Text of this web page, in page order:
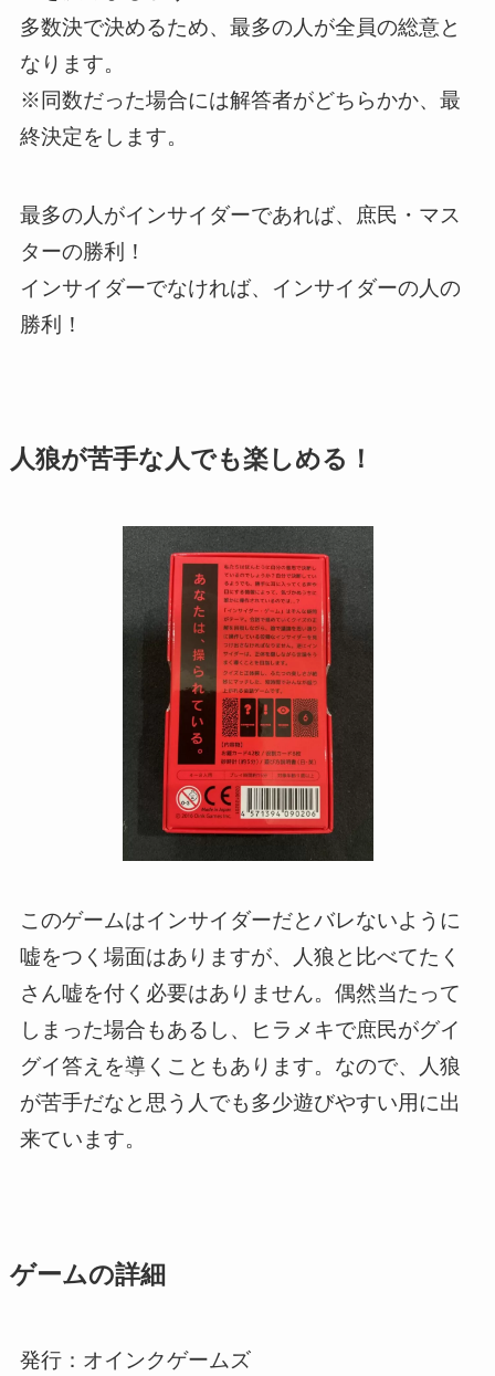
多数決で決めるため、最多の人が全員の総意と
なります。
※同数だった場合には解答者がどちらかか、最
終決定をします。
最多の人がインサイダーであれば、庶民・マス
ターの勝利！
インサイダーでなければ、インサイダーの人の
勝利！
人狼が苦手な人でも楽しめる！
このゲームはインサイダーだとバレないように
嘘をつく場面はありますが、人狼と比べてたく
さん嘘を付く必要はありません。偶然当たって
しまった場合もあるし、ヒラメキで庶民がグイ
グイ答えを導くこともあります。なので、人狼
が苦手だなと思う人でも多少遊びやすい用に出
来ています。
ゲームの詳細
発行：オインクゲームズ